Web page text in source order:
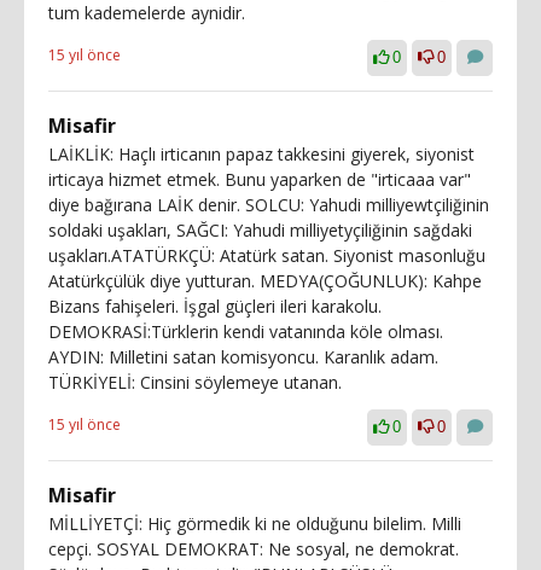
tum kademelerde aynidir.
15 yıl önce 0 0
Misafir
LAİKLİK: Haçlı irticanın papaz takkesini giyerek, siyonist
irticaya hizmet etmek. Bunu yaparken de "irticaaa var"
diye bağırana LAİK denir. SOLCU: Yahudi milliyewtçiliğinin
soldaki uşakları, SAĞCI: Yahudi milliyetyçiliğinin sağdaki
uşakları.ATATÜRKÇÜ: Atatürk satan. Siyonist masonluğu
Atatürkçülük diye yutturan. MEDYA(ÇOĞUNLUK): Kahpe
Bizans fahişeleri. İşgal güçleri ileri karakolu.
DEMOKRASİ:Türklerin kendi vatanında köle olması.
AYDIN: Milletini satan komisyoncu. Karanlık adam.
TÜRKİYELİ: Cinsini söylemeye utanan.
15 yıl önce 0 0
Misafir
MİLLİYETÇİ: Hiç görmedik ki ne olduğunu bilelim. Milli
cepçi. SOSYAL DEMOKRAT: Ne sosyal, ne demokrat.